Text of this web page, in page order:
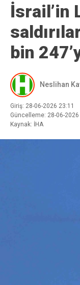
İsrail’in
bin
Neslihan
Giriş: 28-06-2026 23:11
Güncelleme: 28-06-2026
Kaynak: İHA